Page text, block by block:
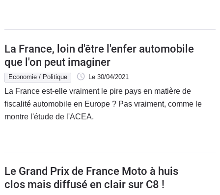
La France, loin d'être l'enfer automobile
que l'on peut imaginer
Economie / Politique Le 30/04/2021
La France est-elle vraiment le pire pays en matière de
fiscalité automobile en Europe ? Pas vraiment, comme le
montre l'étude de l'ACEA.
Le Grand Prix de France Moto à huis
clos mais diffusé en clair sur C8 !